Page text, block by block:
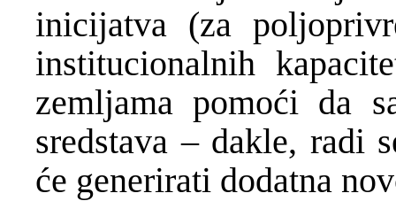
inicijatva (za
institucionalnih
zemljama pomoći da
sredstava – dakle, radi
će generirati dodatna